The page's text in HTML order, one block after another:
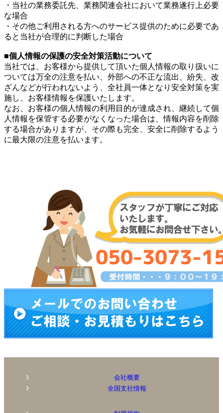
・当社の業務委託先、業務関連会社において業務遂行上必要
な場合
・その他ご利用される方へのサービス提供のために必要であ
ると当社が合理的に判断した場合
■個人情報の保護の安全対策活動について
当社では、お客様から提供して頂いた個人情報の取り扱いに
ついては万全の注意を払い、外部への不正な流出、紛失、改
ざんなどが行われないよう、全社員一体となり安全対策を実
施し、お客様情報を保護いたします。
なお、お客様の個人情報の利用目的が達成され、継続して個
人情報を保管する必要がなくなった場合は、情報内容を削除
する場合がありますが、その際も完全、安全に削除するよう
に最大限の注意を払います。
会社概要
全国支社情報